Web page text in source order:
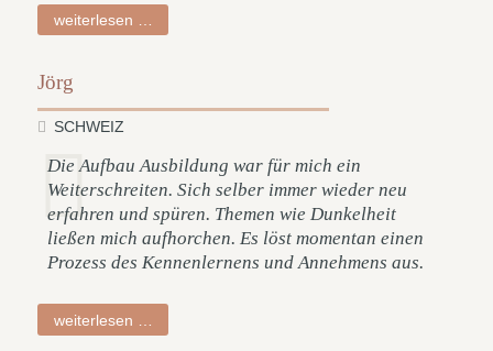
weiterlesen …
Jörg
SCHWEIZ
Die Aufbau Ausbildung war für mich ein
Weiterschreiten. Sich selber immer wieder neu
erfahren und spüren. Themen wie Dunkelheit
ließen mich aufhorchen. Es löst momentan einen
Prozess des Kennenlernens und Annehmens aus.
weiterlesen …